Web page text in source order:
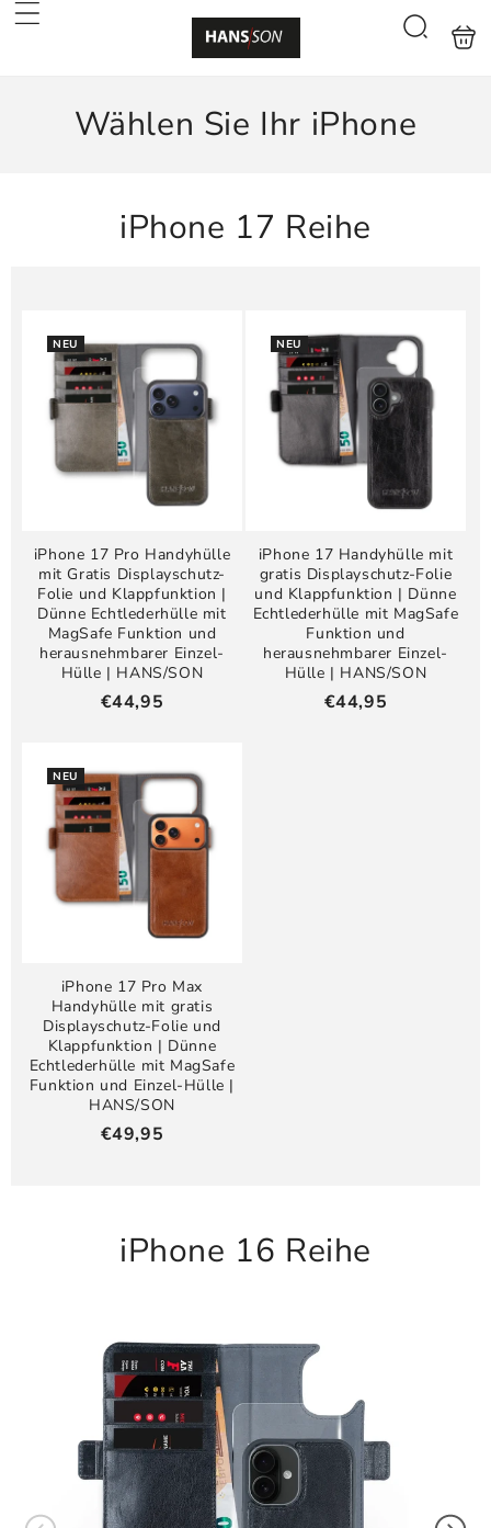
Suchen auf hansson-cases.de
Wählen Sie Ihr iPhone
iPhone 17 Reihe
NEU
iPhone 17 Pro Handyhülle
mit Gratis Displayschutz-
Folie und Klappfunktion |
Dünne Echtlederhülle mit
MagSafe Funktion und
herausnehmbarer Einzel-
Hülle | HANS/SON
Regulärer
€44,95
NEU
iPhone 17 Handyhülle mit
gratis Displayschutz-Folie
und Klappfunktion | Dünne
Echtlederhülle mit MagSafe
Funktion und
herausnehmbarer Einzel-
Hülle | HANS/SON
Regulärer
€44,95
NEU
iPhone 17 Pro Max
Handyhülle mit gratis
Displayschutz-Folie und
Klappfunktion | Dünne
Echtlederhülle mit MagSafe
Funktion und Einzel-Hülle |
HANS/SON
Regulärer
€49,95
iPhone 16 Reihe